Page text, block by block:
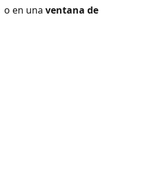
o en una ventana de